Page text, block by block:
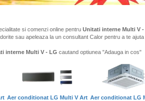
si comenzi online pentru Unitati interne Multi V -
sau apeleaza la un consultant Calor pentru a te
interne Multi V - LG cautand optiunea "Adauga in cos"
Aer conditionat LG Multi V Art Aer conditionat LG